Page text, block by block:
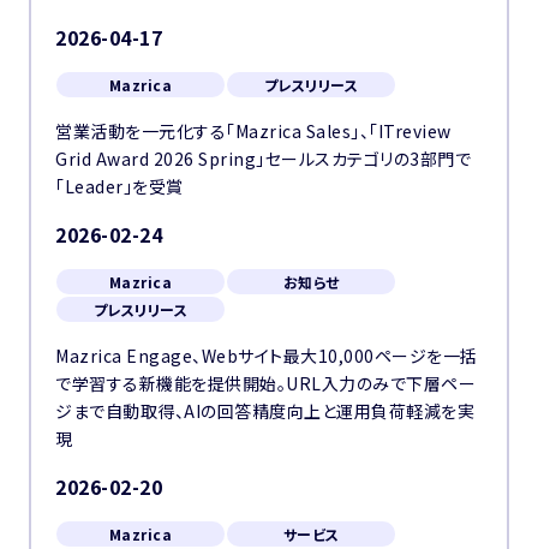
2026-04-17
Mazrica プレスリリース
営業活動を一元化する「Mazrica Sales」、「ITreview
Grid Award 2026 Spring」セールスカテゴリの3部門で
「Leader」を受賞
2026-02-24
Mazrica
お知らせ
プレスリリース
Mazrica Engage、Webサイト最大10,000ページを一括
で学習する新機能を提供開始。URL入力のみで下層ペー
ジまで自動取得、AIの回答精度向上と運用負荷軽減を実
現
2026-02-20
Mazrica
サービス